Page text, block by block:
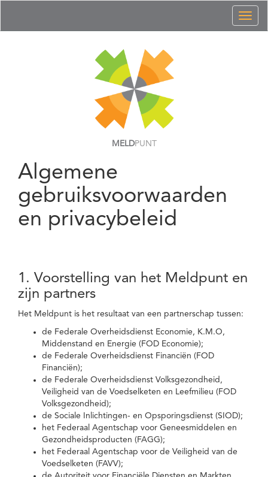
MELDPUNT
Algemene
gebruiksvoorwaarden
en privacybeleid
1. Voorstelling van het Meldpunt en
zijn partners
Het Meldpunt is het resultaat van een partnerschap tussen:
de Federale Overheidsdienst Economie, K.M.O,
Middenstand en Energie (FOD Economie);
de Federale Overheidsdienst Financiën (FOD
Financiën);
de Federale Overheidsdienst Volksgezondheid,
Veiligheid van de Voedselketen en Leefmilieu (FOD
Volksgezondheid);
de Sociale Inlichtingen- en Opsporingsdienst (SIOD);
het Federaal Agentschap voor Geneesmiddelen en
Gezondheidsproducten (FAGG);
het Federaal Agentschap voor de Veiligheid van de
Voedselketen (FAVV);